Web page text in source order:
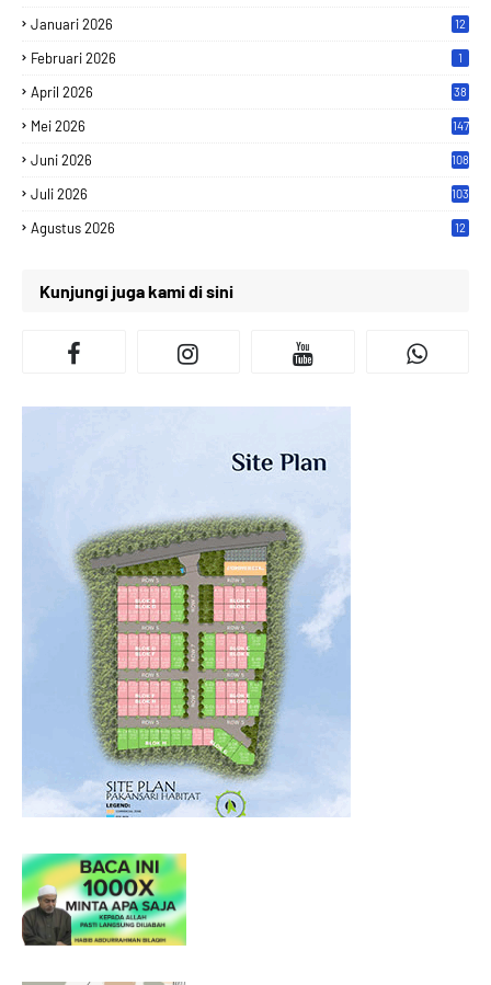
Januari 2026 12
Februari 2026 1
April 2026 38
Mei 2026 147
Juni 2026 108
Juli 2026 103
Agustus 2026 12
Kunjungi juga kami di sini